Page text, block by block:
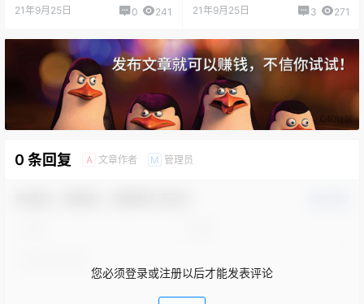
21年9月25日 0 241 21年9月25日 3 271
0 条回复 A 文章作者 M 管理员
您必须登录或注册以后才能发表评论